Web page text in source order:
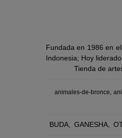
Fundada en 1986 en
Indonesia; Hoy
Tienda de
animales-de-bronce
BUDA GANESHA